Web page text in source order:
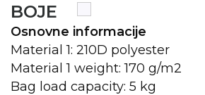
ZDRAVLJE I LEPOTA
DUKSEVI I KABANICE
KAČKETI, KAPE I ŠEŠIRI
BOJE
Osnovne informacije
Material 1: 210D polyester
Material 1 weight: 170 g/m2
Bag load capacity: 5 kg